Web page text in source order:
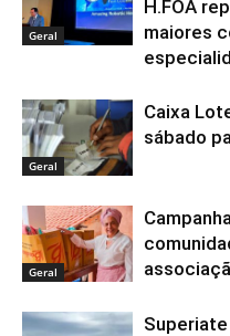
Geral
H.FOA
maiores
Geral
Caixa
sábado
Geral